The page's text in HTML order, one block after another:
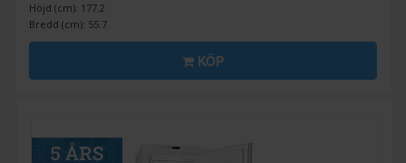
Höjd (cm): 177.2
Bredd (cm): 55.7
KÖP